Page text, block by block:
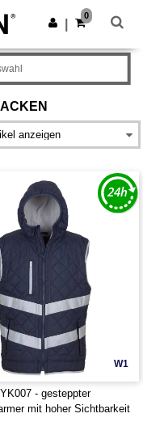
App holen
0
W1
- gesteppter
mit hoher Sichtbarkeit